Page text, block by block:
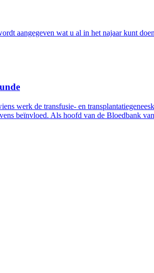
aangegeven wat u al in het najaar kunt
werk de transfusie- en
beïnvloed. Als hoofd van de Bloedbank